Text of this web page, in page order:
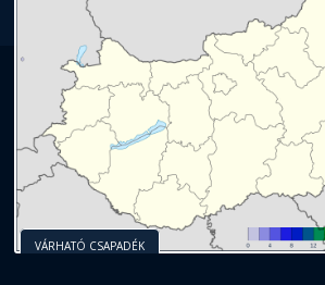
VÁRHATÓ CSAPADÉK